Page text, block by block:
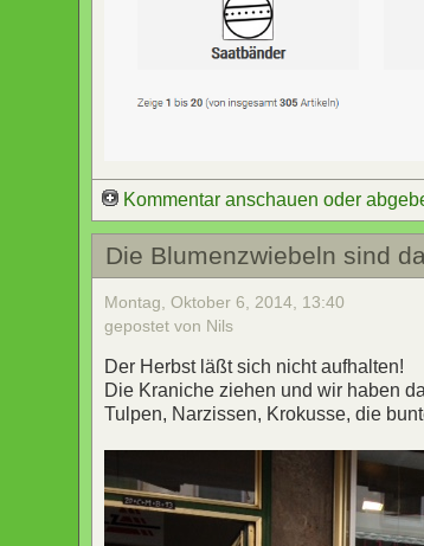
Kommentar anschauen oder
Die Blumenzwiebeln sind
Montag, Oktober 6, 2014, 13:40
gepostet von Nils
Der Herbst läßt sich nicht aufhalten!
Die Kraniche ziehen und wir haben
Tulpen, Narzissen, Krokusse, die